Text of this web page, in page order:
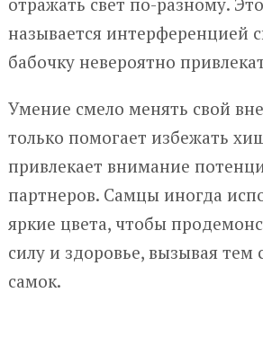
называется интерференцией
бабочку невероятно
Умение смело менять свой
только помогает избежать
привлекает внимание
партнеров. Самцы иногда
яркие цвета, чтобы
силу и здоровье, вызывая
самок.